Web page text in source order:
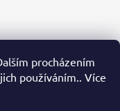
procházením
používáním.. Více